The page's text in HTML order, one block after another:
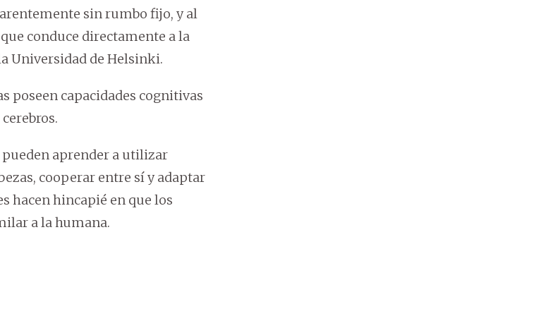
sin rumbo fijo, y al
conduce directamente a la
Universidad de Helsinki.
poseen capacidades cognitivas
aprender a utilizar
cooperar entre sí y adaptar
hacen hincapié en que los
a la humana.